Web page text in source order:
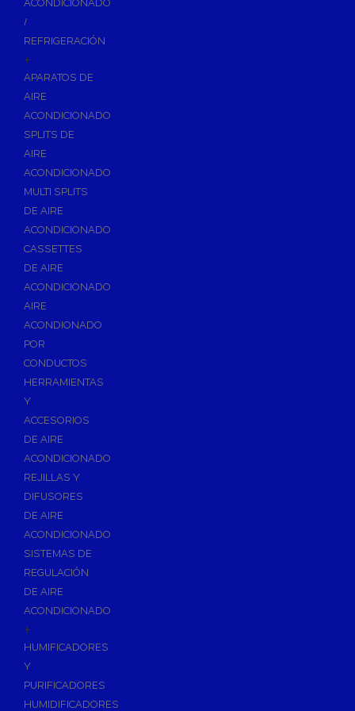
Asientos y Tapas de WC
Lavabos
Urinarios
Bidés
Vertederos Baño
Sanitarios Suspendidos
Placas de Accionamiento para Cisternas
Cisternas Empotradas
Seguridad en el Baño
Wellness
Calefacción y A.C.S
Accesorios de Calefacción
Vasos de Expansión
Termometros
Otros accesorios de calefacción
Accesorios de Radiadores
Tapones, purgadores y accesorios para radiador
Soportes para Radiadores
Acumuladores e Interacumuladores
Bombas Circuladoras / Grupos de Bombeo
Bombas de Calefacción
Bombas Simples para ACS
Calderas
Grupos Térmicos de Gasóleo
ACONDICIONADO
/
REFRIGERACIÓN
+
APARATOS DE
AIRE
ACONDICIONADO
SPLITS DE
AIRE
ACONDICIONADO
MULTI SPLITS
DE AIRE
ACONDICIONADO
CASSETTES
DE AIRE
ACONDICIONADO
AIRE
ACONDIONADO
POR
CONDUCTOS
HERRAMIENTAS
Y
ACCESORIOS
DE AIRE
ACONDICIONADO
REJILLAS Y
DIFUSORES
DE AIRE
ACONDICIONADO
SISTEMAS DE
REGULACIÓN
DE AIRE
ACONDICIONADO
+
HUMIFICADORES
Y
PURIFICADORES
HUMIDIFICADORES